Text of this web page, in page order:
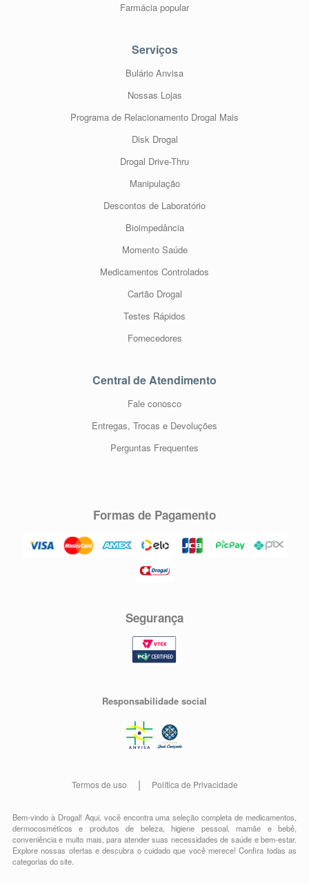
Farmácia popular
Serviços
Bulário Anvisa
Nossas Lojas
Programa de Relacionamento Drogal Mais
Disk Drogal
Drogal Drive-Thru
Manipulação
Descontos de Laboratório
Bioimpedância
Momento Saúde
Medicamentos Controlados
Cartão Drogal
Testes Rápidos
Fornecedores
Central de Atendimento
Fale conosco
Entregas, Trocas e Devoluções
Perguntas Frequentes
Formas de Pagamento
Segurança
Responsabilidade social
Termos de uso Política de Privacidade
Bem-vindo à Drogal! Aqui, você encontra uma seleção completa demedicamentos
dermocosméticos e produtos de beleza,higiene pessoal,mamãe e bebê
conveniênciae muito mais, para atender suas necessidades de saúde e bem-estar.
Explore nossas ofertas e descubra o cuidado que você merece!Confira todas as
categorias do site.